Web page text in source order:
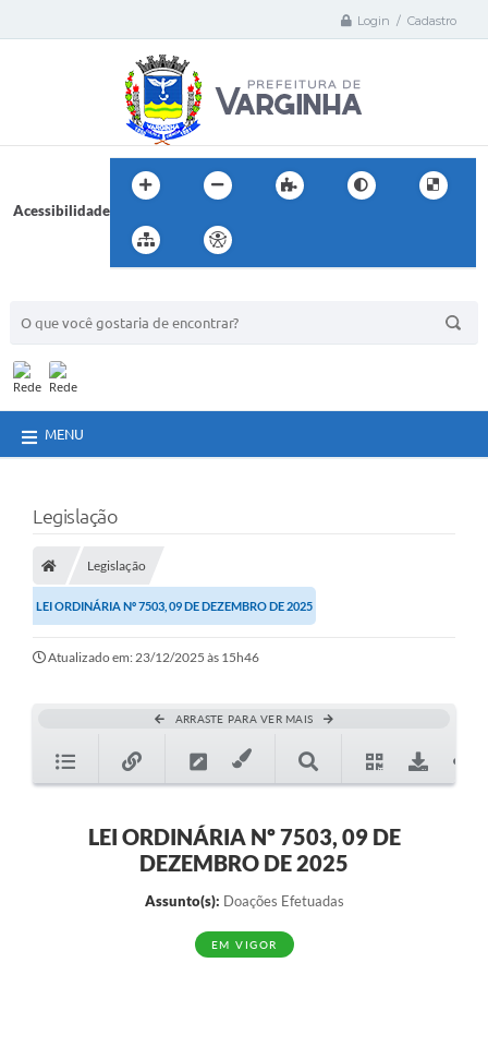
Login / Cadastro
Acessibilidade
MENU
Legislação
Legislação
LEI ORDINÁRIA Nº 7503, 09 DE DEZEMBRO DE 2025
Atualizado em: 23/12/2025 às 15h46
ARRASTE PARA VER MAIS
LEI ORDINÁRIA Nº 7503, 09 DE
DEZEMBRO DE 2025
Assunto(s): Doações Efetuadas
EM VIGOR